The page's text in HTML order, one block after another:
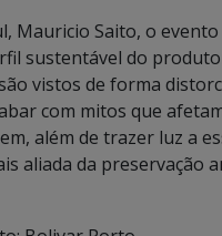
Mauricio Saito, o
sustentável do
vistos de forma
com mitos que
além de trazer luz a
aliada da preservação